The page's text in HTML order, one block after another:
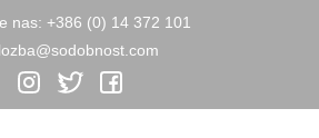
nas: +386 (0) 14 372 101